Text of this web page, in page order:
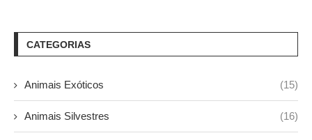
CATEGORIAS
Animais Exóticos (15)
Animais Silvestres (16)